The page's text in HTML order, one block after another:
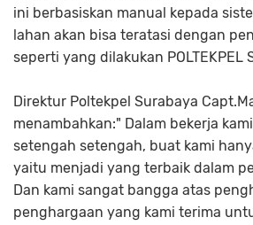
ini berbasiskan manual kepada
lahan akan bisa teratasi dengan
seperti yang dilakukan POLTEKPEL
Direktur Poltekpel Surabaya
menambahkan:" Dalam bekerja
setengah setengah, buat kami
yaitu menjadi yang terbaik dalam
Dan kami sangat bangga atas
penghargaan yang kami terima